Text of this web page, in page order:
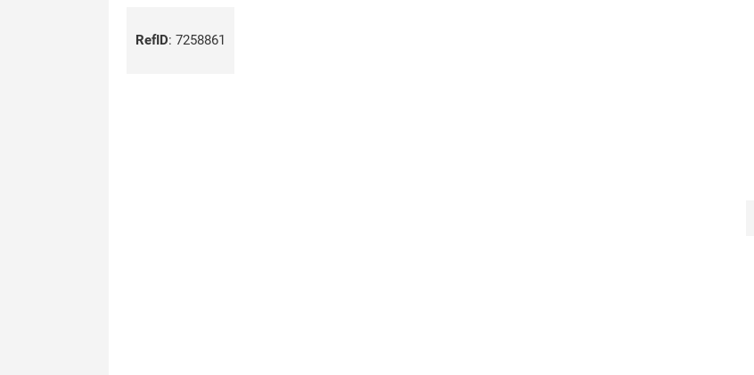
RefID: 7258861